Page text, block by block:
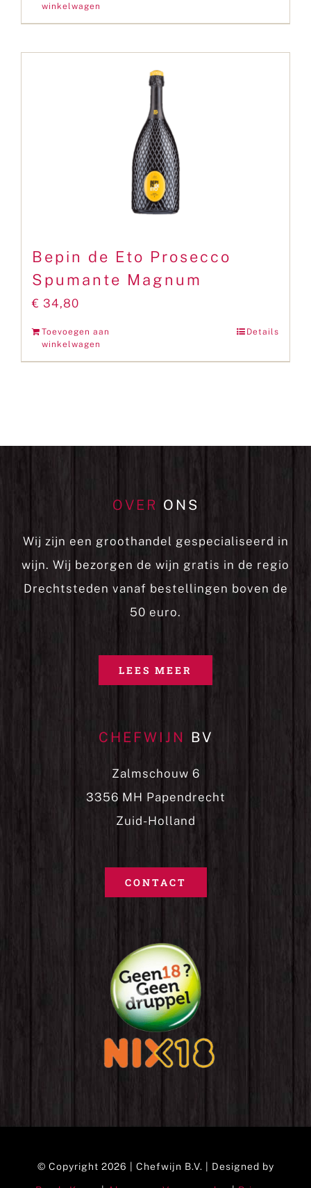
winkelwagen
Bepin de Eto Prosecco
Spumante Magnum
€ 34,80
Toevoegen aan
winkelwagen
Details
OVER ONS
Wij zijn een groothandel gespecialiseerd in
wijn. Wij bezorgen de wijn gratis in de regio
Drechtsteden vanaf bestellingen boven de
50 euro.
LEES MEER
CHEFWIJN BV
Zalmschouw 6
3356 MH Papendrecht
Zuid-Holland
CONTACT
© Copyright 2026 | Chefwijn B.V. | Designed by